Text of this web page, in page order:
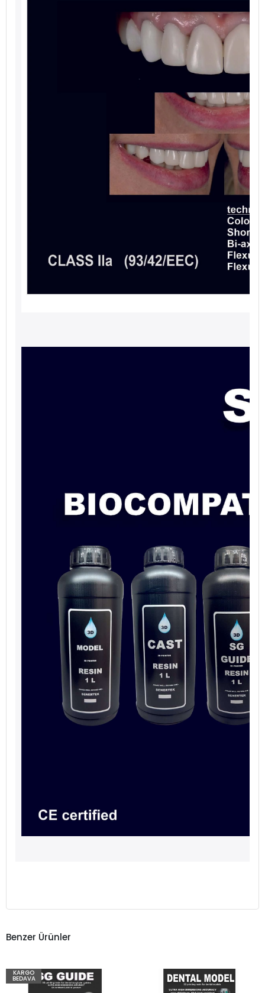
Benzer Ürünler
KARGO
BEDAVA